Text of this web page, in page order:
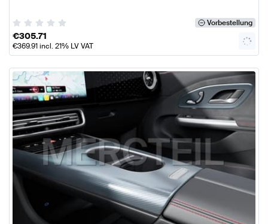
Vorbestellung
€305.71
€369.91incl. 21% LV VAT